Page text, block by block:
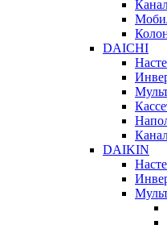
DAICHI
DAIKIN